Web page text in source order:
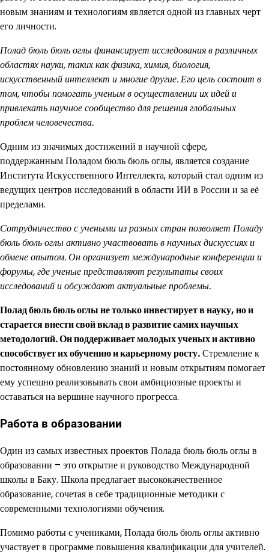
новым знаниям и технологиям является одной из главных черт
его личности.
Полад бюль бюль оглы финансирует исследования в различных
областях науки, таких как физика, химия, биология,
искусственный интеллект и многие другие. Его цель состоит в
том, чтобы помогать ученым в осуществлении их идей и
привлекать научное сообщество для решения глобальных
проблем человечества.
Одним из значимых достижений в научной сфере,
поддержанным Поладом бюль бюль оглы, является создание
Института Искусственного Интеллекта, который стал одним из
ведущих центров исследований в области ИИ в России и за её
пределами.
Сотрудничество с учеными из разных стран позволяет Поладу
бюль бюль оглы активно участвовать в научных дискуссиях и
обмене опытом. Он организует международные конференции и
форумы, где ученые представляют результаты своих
исследований и обсуждают актуальные проблемы.
Полад бюль бюль оглы не только инвестирует в науку, но и
старается внести свой вклад в развитие самих научных
методологий. Он поддерживает молодых ученых и активно
способствует их обучению и карьерному росту.Стремление к
постоянному обновлению знаний и новым открытиям помогает
ему успешно реализовывать свои амбициозные проекты и
оставаться на вершине научного прогресса.
Работа в образовании
Один из самых известных проектов Полада бюль бюль оглы в
образовании – это открытие и руководство Международной
школы в Баку. Школа предлагает высококачественное
образование, сочетая в себе традиционные методики с
современными технологиями обучения.
Помимо работы с учениками, Полада бюль бюль оглы активно
участвует в программе повышения квалификации для учителей.